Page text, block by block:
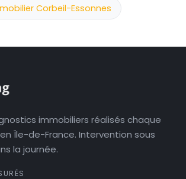
Corbeil-Essonnes
immobiliers réalisés chaque
Île-de-France. Intervention sous
la journée.